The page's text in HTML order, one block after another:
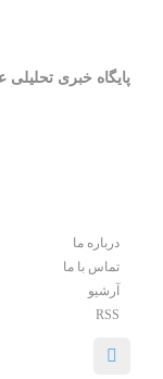
پایگاه خبری تحلیلی
درباره ما
تماس با ما
آرشیو
RSS